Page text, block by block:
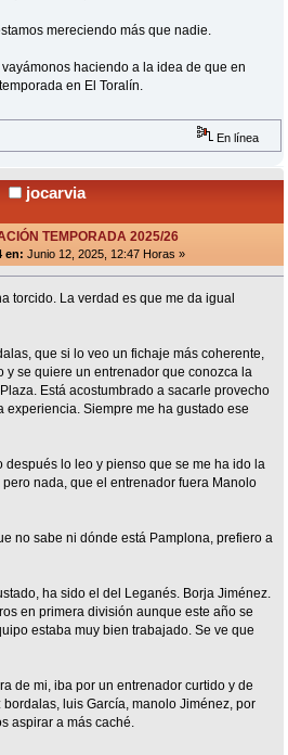
mereciendo más que nadie.
haciendo a la idea de que en
en El Toralín.
En línea
jocarvia
TEMPORADA 2025/26
en: Junio 12, 2025, 12:47 Horas »
torcido. La verdad es que me da igual
que si lo veo un fichaje más coherente,
y se quiere un entrenador que conozca la
Está acostumbrado a sacarle provecho
experiencia. Siempre me ha gustado ese
después lo leo y pienso que se me ha ido la
nada, que el entrenador fuera Manolo
no sabe ni dónde está Pamplona, prefiero a
ha sido el del Leganés. Borja Jiménez.
en primera división aunque este año se
estaba muy bien trabajado. Se ve que
de mi, iba por un entrenador curtido y de
luis García, manolo Jiménez, por
aspirar a más caché.